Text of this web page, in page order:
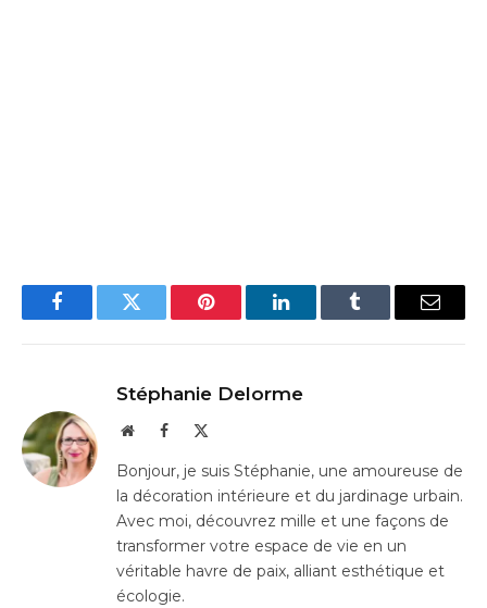
FacebookTwitter Pinterest LinkedInTumblr Email
Stéphanie Delorme
WebsiteFacebook
Bonjour, je suis Stéphanie, une amoureuse de
la décoration intérieure et du jardinage urbain.
Avec moi, découvrez mille et une façons de
transformer votre espace de vie en un
véritable havre de paix, alliant esthétique et
écologie.